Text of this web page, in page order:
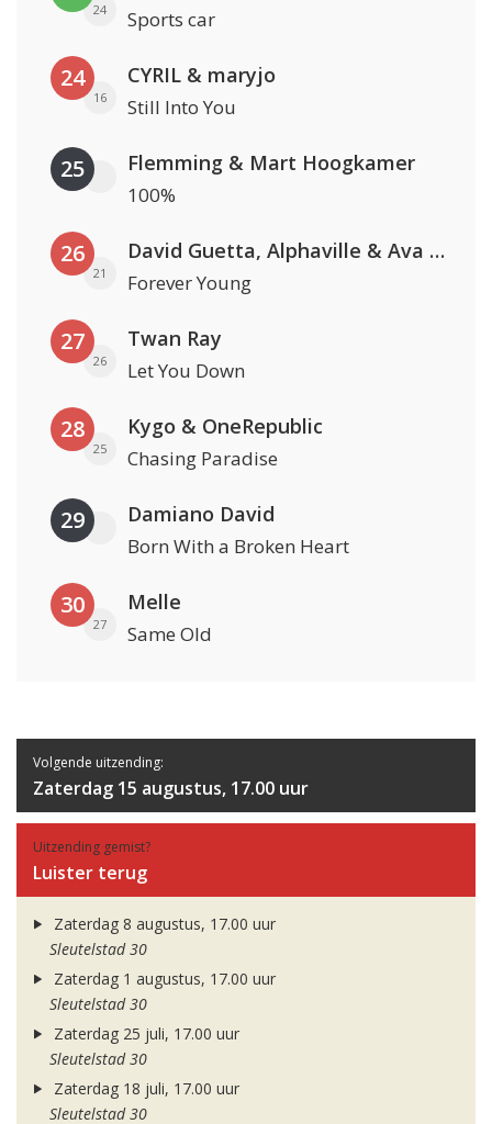
24 Sports car
24
16
CYRIL & maryjo
Still Into You
25 Flemming & Mart Hoogkamer
100%
26
21
David Guetta, Alphaville & Ava Max
Forever Young
27
26
Twan Ray
Let You Down
28
25
Kygo & OneRepublic
Chasing Paradise
29 Damiano David
Born With a Broken Heart
30
27
Melle
Same Old
Volgende uitzending:
Zaterdag 15 augustus, 17.00 uur
Uitzending gemist?
Luister terug
Zaterdag 8 augustus, 17.00 uur
Sleutelstad 30
Zaterdag 1 augustus, 17.00 uur
Sleutelstad 30
Zaterdag 25 juli, 17.00 uur
Sleutelstad 30
Zaterdag 18 juli, 17.00 uur
Sleutelstad 30